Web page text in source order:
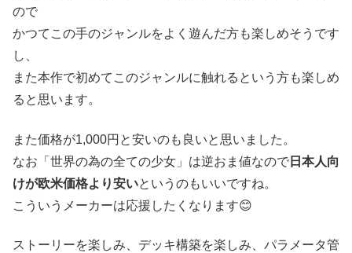
ので
かつてこの手のジャンルをよく遊んだ方も楽しめそうです
し、
また本作で初めてこのジャンルに触れるという方も楽しめ
ると思います。
また価格が1,000円と安いのも良いと思いました。
なお「世界の為の全ての少女」は逆おま値なので 日本人向
けが欧米価格より安いというのもいいですね。
こういうメーカーは応援したくなります😊
ストーリーを楽しみ、デッキ構築を楽しみ、パラメータ管